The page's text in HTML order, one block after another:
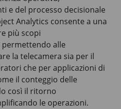
e del processo decisionale
Analytics consente a una
più scopi
alle
la telecamera sia per il
che per applicazioni di
il conteggio delle
così il ritorno
le operazioni.